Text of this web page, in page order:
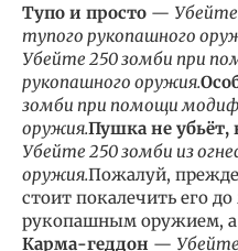
Тупо и просто —
тупого рукопашного
Убейте 250 зомби при
рукопашного оружия.
зомби при помощи
оружия.Пушка не убьёт,
Убейте 250 зомби из
оружия.Пожалуй,
стоит покалечить его
рукопашным оружием, а
Карма-геддон —